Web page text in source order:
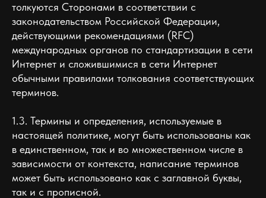
толкуются Сторонами в соответствии с
законодательством Российской Федерации,
действующими рекомендациями (RFC)
международных органов по стандартизации в сети
Интернет и сложившимися в сети Интернет
обычными правилами толкования соответствующих
терминов.
1.3. Термины и определения, используемые в
настоящей политике, могут быть использованы как
в единственном, так и во множественном числе в
зависимости от контекста, написание терминов
может быть использовано как с заглавной буквы,
так и с прописной.